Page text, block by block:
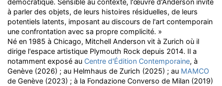
démocratique. Sensible au contexte, l'œuvre d'Anderson invite
à parler des objets, de leurs histoires résiduelles, de leurs
potentiels latents, imposant au discours de l'art contemporain
une confrontation avec sa propre complicité. »
Né en 1985 à Chicago, Mitchell Anderson vit à Zurich où il
dirige l'espace artistique Plymouth Rock depuis 2014. Il a
notamment exposé au Centre d'Édition Contemporaine, à
Genève (2026) ; au Helmhaus de Zurich (2025) ; au MAMCO
de Genève (2023) ; à la Fondazione Converso de Milan (2019)